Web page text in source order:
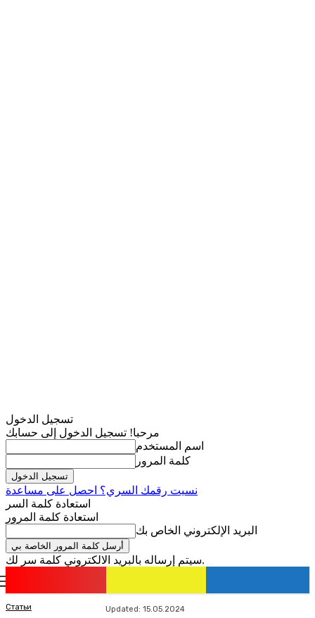
تسجيل الدخول
مرحبا! تسجيل الدخول إلى حسابك
اسم المستخدم
كلمة المرور
نسيت رقمك السري؟ احصل على مساعدة
استعادة كلمة السر
استعادة كلمة المرور
البريد الإلكتروني الخاص بك
سيتم إرساله بالبريد الالكتروني كلمة سر لك.
Статьи Updated: 15.05.2024